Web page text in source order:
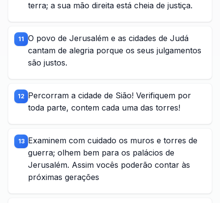
terra; a sua mão direita está cheia de justiça.
11 O povo de Jerusalém e as cidades de Judá
cantam de alegria porque os seus julgamentos
são justos.
12 Percorram a cidade de Sião! Verifiquem por
toda parte, contem cada uma das torres!
13 Examinem com cuidado os muros e torres de
guerra; olhem bem para os palácios de
Jerusalém. Assim vocês poderão contar às
próximas gerações